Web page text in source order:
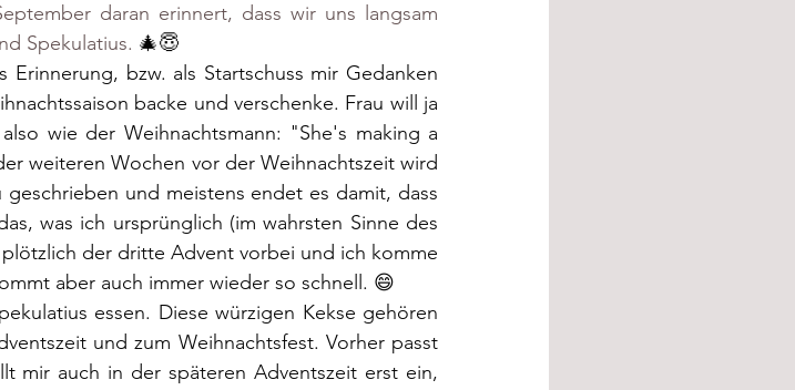
daran erinnert, dass wir uns langsam
Spekulatius. 🎄😇
bzw. als Startschuss mir Gedanken
backe und verschenke. Frau will ja
wie der Weihnachtsmann: "She's making a
weiteren Wochen vor der Weihnachtszeit wird
und meistens endet es damit, dass
was ich ursprünglich (im wahrsten Sinne des
der dritte Advent vorbei und ich komme
aber auch immer wieder so schnell. 😄
essen. Diese würzigen Kekse gehören
und zum Weihnachtsfest. Vorher passt
mir auch in der späteren Adventszeit erst ein,